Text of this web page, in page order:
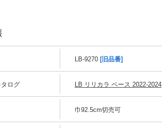
LB-9270 [旧品番]
ログ LB リリカラ ベース 2022-2024
巾92.5cm切売可